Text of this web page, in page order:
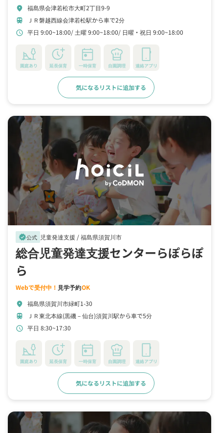
location_on 福島県会津若松市大町2丁目9-9
train ＪＲ磐越西線会津若松駅から車で2分
schedule 平日 9:00~18:00 土曜 9:00~18:00 日曜・祝日 9:00~18:00
園庭あり 延長保育 一時保育 自園調理 連絡アプリ
気になるリストに追加する
verified公式 児童発達支援 /福島県須賀川市
総合児童発達支援センターらぽらぽ
ら
Webで受付中！ 見学予約OK
location_on 福島県須賀川市緑町1-30
train ＪＲ東北本線(黒磯－仙台)須賀川駅から車で5分
schedule 平日 8:30~17:30
園庭あり 延長保育 一時保育 自園調理 連絡アプリ
気になるリストに追加する